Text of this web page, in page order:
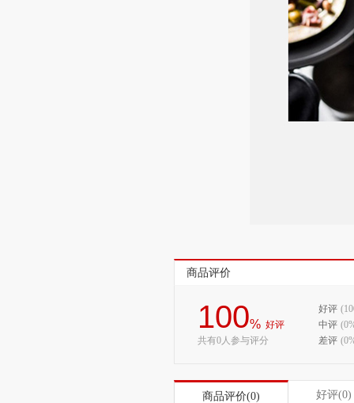
商品评价
100% 好评
共有0人参与评分
好评
中评
差评
商品评价(0) 好评(0)